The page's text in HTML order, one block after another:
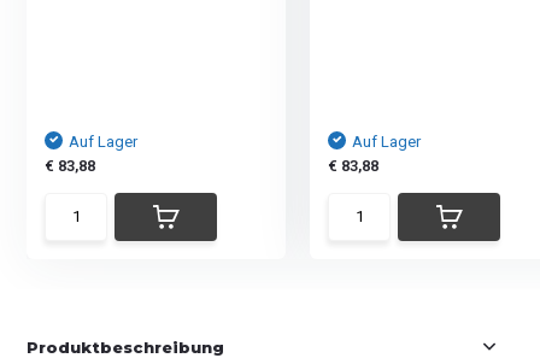
Auf Lager
€ 83,88
Auf Lager
€ 83,88
Produktbeschreibung